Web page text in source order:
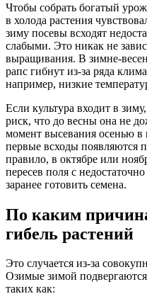
Чтобы собрать богатый
в холода растения
зиму посевы всходят
слабыми. Это никак не
выращивания. В зимне-
рапс гибнут из-за ряда
например, низкие
Если культура входит в
риск, что до весны она не
момент высевания осенью в
первые всходы появляются
правило, в октябре или
пересев поля с
заранее готовить семена.
По каким
гибель растений
Это случается из-за
Озимые зимой
таких как: